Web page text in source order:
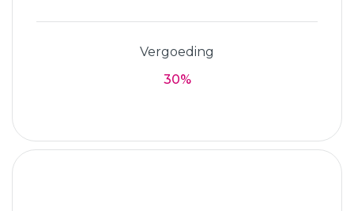
Vergoeding
30%